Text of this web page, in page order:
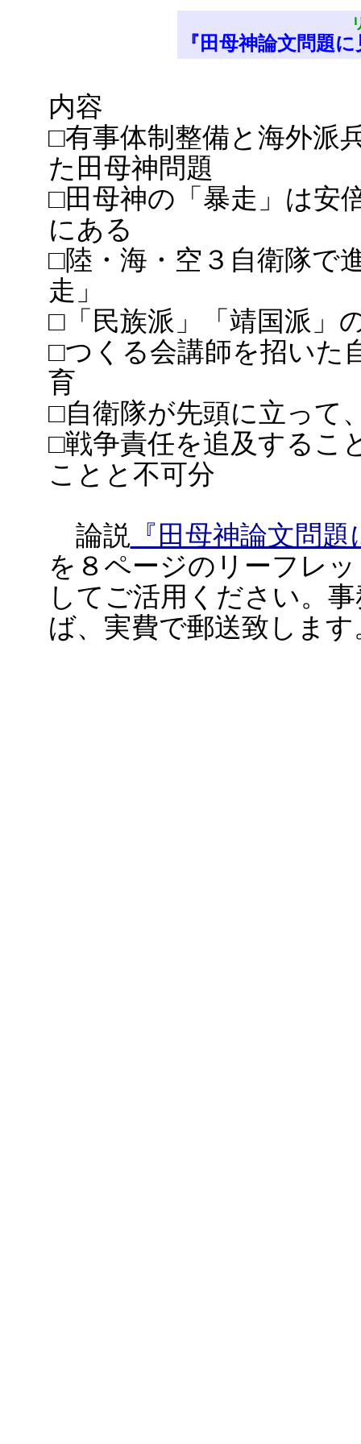
『田母神論文問題
内容
□有事体制整備と海外派
た田母神問題
□田母神の「暴走」は安
にある
□陸・海・空３自衛隊で
走」
□「民族派」「靖国派」
□つくる会講師を招いた
育
□自衛隊が先頭に立って
□戦争責任を追及するこ
ことと不可分
論説 『田母神論文問
を８ページのリーフレ
してご活用ください。
ば、実費で郵送致します